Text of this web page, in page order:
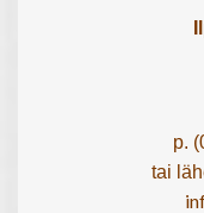
p.
tai